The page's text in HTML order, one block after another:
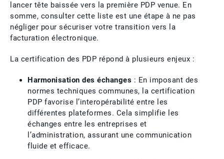
lancer tête baissée vers la première PDP venue. En
somme, consulter cette liste est une étape à ne pas
négliger pour sécuriser votre transition vers la
facturation électronique.
La certification des PDP répond à plusieurs enjeux :
Harmonisation des échanges : En imposant des
normes techniques communes, la certification
PDP favorise l’interopérabilité entre les
différentes plateformes. Cela simplifie les
échanges entre les entreprises et
l’administration, assurant une communication
fluide et efficace.